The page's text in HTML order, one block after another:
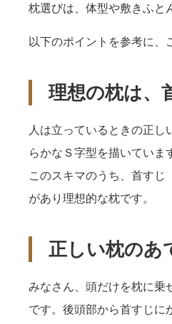
枕選びは、体型や敷きふと
以下のポイントを参考に、
理想の枕は、
人は立っているときの正
らかなＳ字型を描いていま
このスキマのうち、首す
があり理想的な枕です。
正しい枕のあ
みなさん、頭だけを枕に
です。後頭部から首すじに